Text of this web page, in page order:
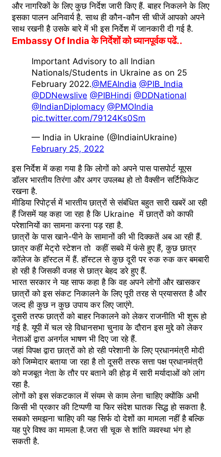
और नागरिकों के लिए कुछ निर्देश जारी किए हैं. बाहर निकलने के लिए
इसका पालन अनिवार्य है. साथ ही कौन-कौन सी चीजें आपको अपने
साथ रखनी है उसके बारे में भी इस निर्देश में जानकारी दी गई है.
Embassy Of India के निर्देशों को ध्यानपूर्वक पढें..
Important Advisory to all Indian
Nationals/Students in Ukraine as on 25
February 2022.@MEAIndia @PIB_India
@DDNewslive @PIBHindi @DDNational
@IndianDiplomacy @PMOIndia
pic.twitter.com/79124Ks0Sm
— India in Ukraine (@IndiainUkraine)
February 25, 2022
इस निर्देश में कहा गया है कि लोगों को अपने पास पासपोर्ट यूएस
डॉलर भारतीय तिरंगा और अगर उपलब्ध हो तो वैक्सीन सर्टिफिकेट
रखना है.
मीडिया रिपोर्ट्स में भारतीय छात्रों से संबंधित बहुत सारी खबरें आ रही
हैं जिसमें यह कहा जा रहा है कि Ukraine में छात्रों को काफी
परेशानियों का सामना करना पड़ रहा है.
छात्रों के पास खाने-पीने के सामानों की भी दिक्कतें अब आ रही हैं.
छात्र कहीं मेट्रो स्टेशन तो कहीं सबवे में फंसे हुए हैं, कुछ छात्र
कॉलेज के हॉस्टल में हैं. हॉस्टल से कुछ दूरी पर रुक रुक कर बमबारी
हो रही है जिसकी वजह से छात्र बेहद डरे हुए हैं.
भारत सरकार ने यह साफ कहा है कि वह अपने लोगों और खासकर
छात्रों को इस संकट निकालने के लिए पूरी तरह से प्रयासरत है और
जल्द ही कुछ न कुछ उपाय कर लिए जाएंगे.
दूसरी तरफ छात्रों को बाहर निकालने को लेकर राजनीति भी शुरू हो
गई है. यूपी में चल रहे विधानसभा चुनाव के दौरान इस मुद्दे को लेकर
नेताओं द्वारा अनर्गल भाषण भी दिए जा रहे हैं.
जहां विपक्ष द्वारा छात्रों को हो रही परेशानी के लिए प्रधानमंत्री मोदी
को जिम्मेदार बताया जा रहा है तो दूसरी तरफ सत्ता पक्ष प्रधानमंत्री
को मजबूत नेता के तौर पर बताने की होड़ में सारी मर्यादाओं को लांग
रहा है.
लोगों को इस संकटकाल में संयम से काम लेना चाहिए क्योंकि अभी
किसी भी प्रकार की टिप्पणी या फिर संदेश घातक सिद्ध हो सकता है.
सबको समझना चाहिए की यह सिर्फ दो देशों का मामला नहीं है बल्कि
यह पुरे विश्व का मामला है.जरा सी चूक से शांति व्यवस्था भंग हो
सकती है.